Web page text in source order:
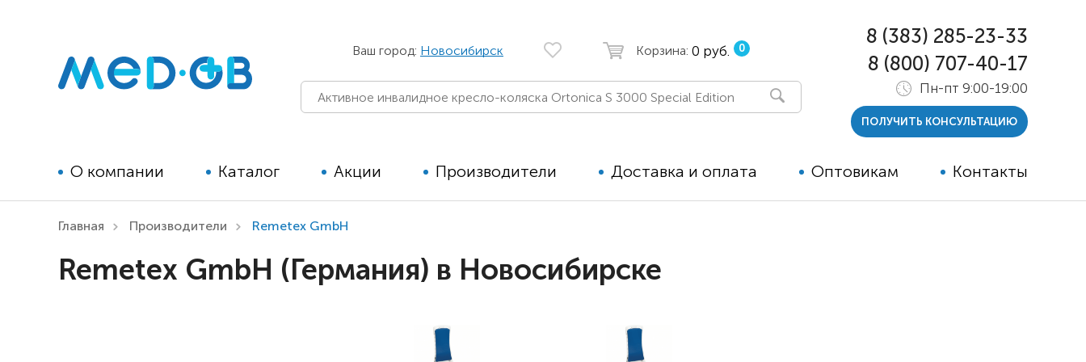
Ваш город: Новосибирск Корзина: 0 руб. 0
О компании Каталог
реабилитации для детей
Коляски для детей с ДЦП
Детские вертикализаторы
Акции Производители Доставка и оплата Оптовикам Контакты
8 (383) 285-23-33
8 (800) 707-40-17
Пн-пт 9:00-19:00
ПОЛУЧИТЬ КОНСУЛЬТАЦИЮ
Главная Производители Remetex GmbH
Remetex GmbH (Германия) в Новосибирске